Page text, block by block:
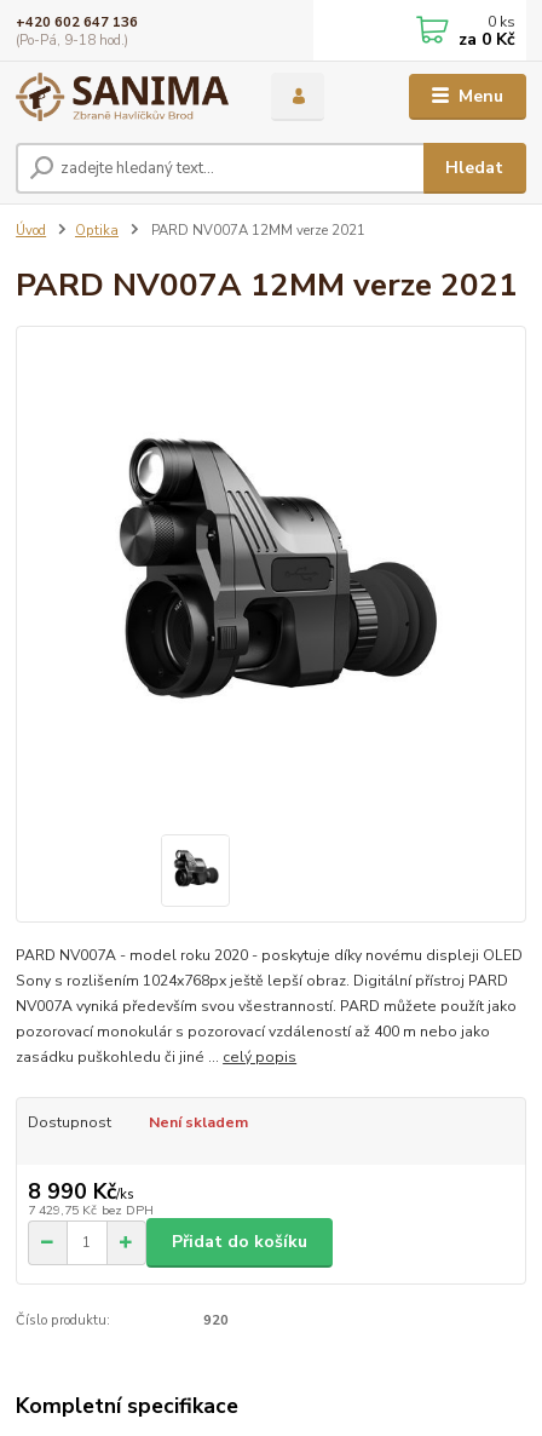
Menu
Hledat
+420 602 647 136
(Po-Pá, 9-18 hod.)
0 ks
za 0 Kč
Úvod Optika PARD NV007A 12MM verze 2021
PARD NV007A 12MM verze 2021
PARD NV007A - model roku 2020 - poskytuje díky novému displeji OLED
Sony s rozlišením 1024x768px ještě lepší obraz. Digitální přístroj PARD
NV007A vyniká především svou všestranností. PARD můžete použít jako
pozorovací monokulár s pozorovací vzdáleností až 400 m nebo jako
zasádku puškohledu či jiné ... celý popis
Dostupnost Není skladem
8 990 Kč/ks
7 429,75 Kč bez DPH
Přidat do košíku
Číslo produktu: 920
Kompletní specifikace